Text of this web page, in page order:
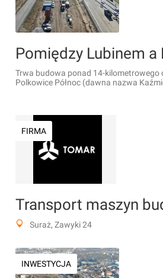
Trwa budowa ponad 14-kilometrowego
Polkowice Północ (dawna nazwa
FIRMA
Suraż, Zawyki 24
INWESTYCJA